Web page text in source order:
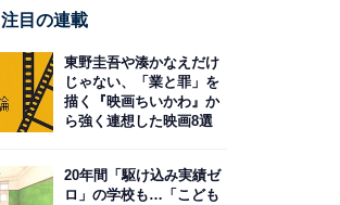
注目の連載
東野圭吾や湊かなえだけ
じゃない、「業と罪」を
描く『映画ちいかわ』か
ら強く連想した映画8選
20年間「駆け込み実績ゼ
ロ」の学校も…「こども